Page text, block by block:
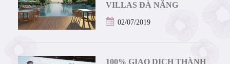
VILLAS ĐÀ NẴNG
02/07/2019
100% GIAO DỊCH THÀNH